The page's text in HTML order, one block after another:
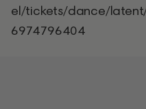
el/tickets/dance/latent/
6974796404